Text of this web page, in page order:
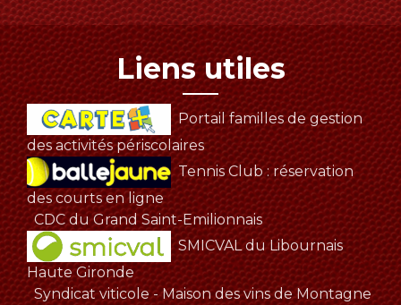
Liens utiles
Portail familles de gestion
des activités périscolaires
Tennis Club : réservation
des courts en ligne
CDC du Grand Saint-Emilionnais
SMICVAL du Libournais
Haute Gironde
Syndicat viticole - Maison des vins de Montagne